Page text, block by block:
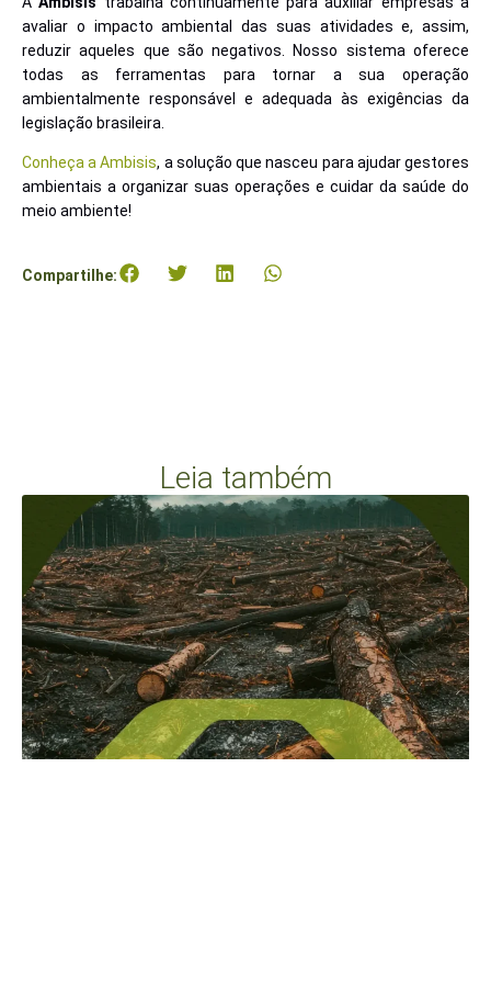
avaliar o impacto ambiental das suas atividades e, assim,
reduzir aqueles que são negativos. Nosso sistema oferece
todas as ferramentas para tornar a sua operação
ambientalmente responsável e adequada às exigências da
legislação brasileira.
Conheça a Ambisis, a solução que nasceu para ajudar gestores
ambientais a organizar suas operações e cuidar da saúde do
meio ambiente!
Compartilhe:
Leia também